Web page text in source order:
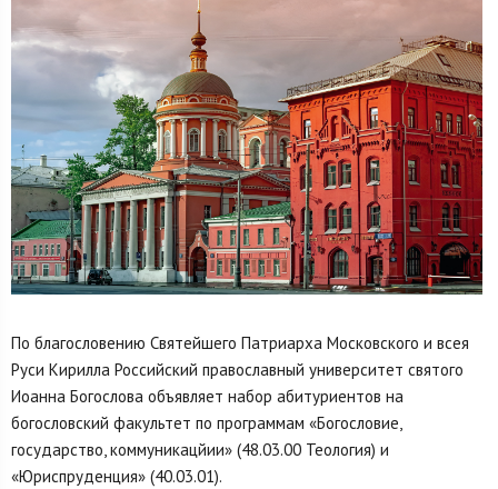
По благословению Святейшего Патриарха Московского и всея
Руси Кирилла Российский православный университет святого
Иоанна Богослова объявляет набор абитуриентов на
богословский факультет по программам «Богословие,
государство, коммуникацйии» (48.03.00 Теология) и
«Юриспруденция» (40.03.01).